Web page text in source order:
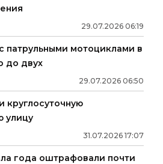
29.07.2026 06:19
патрульными мотоциклами в
до двух
29.07.2026 06:50
круглосуточную
улицу
31.07.2026 17:07
года оштрафовали почти